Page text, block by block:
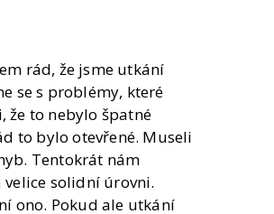
rád, že jsme utkání
se s problémy, které
že to nebylo špatné
to bylo otevřené. Museli
Tentokrát nám
solidní úrovni.
ono. Pokud ale utkání